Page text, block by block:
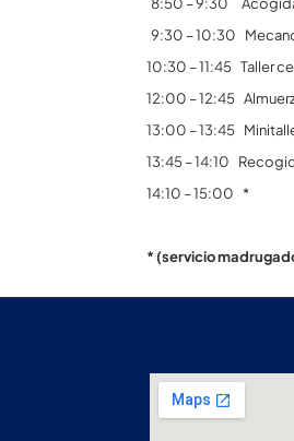
9:30 – 10:30
10:30 – 11:45 Taller
12:00 – 12:45
13:00 – 13:45
13:45 – 14:10
14:10 – 15:00 *
* (servicio